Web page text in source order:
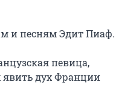
и песням Эдит Пиаф.
певица,
явить дух Франции